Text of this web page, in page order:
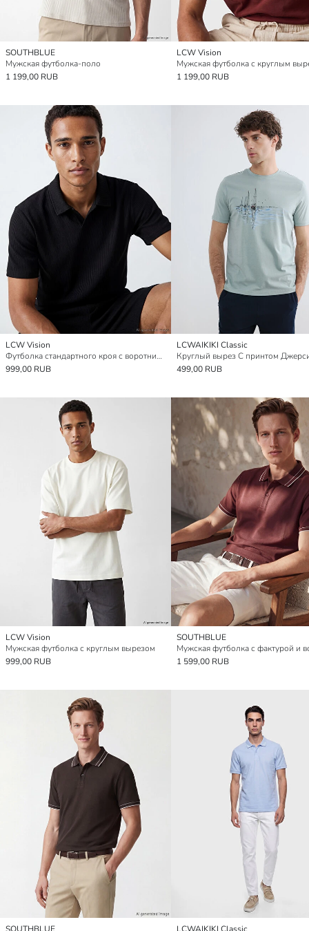
SOUTHBLUE
Мужская футболка-поло
1 199,00 RUB
LCW Vision
Мужская футболка с круглым
1 199,00 RUB
LCW Vision
Футболка стандартного кроя с воротником поло из рубчатого трикотажа для мужчин
999,00 RUB
LCWAIKIKI Classic
499,00 RUB
LCW Vision
Мужская футболка с круглым вырезом
999,00 RUB
SOUTHBLUE
1 599,00 RUB